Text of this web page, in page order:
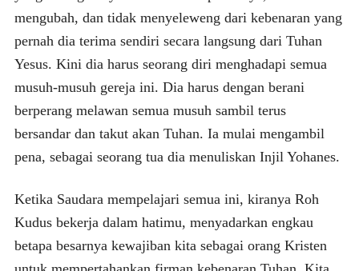
mengubah, dan tidak menyeleweng dari kebenaran yang
pernah dia terima sendiri secara langsung dari Tuhan
Yesus. Kini dia harus seorang diri menghadapi semua
musuh-musuh gereja ini. Dia harus dengan berani
berperang melawan semua musuh sambil terus
bersandar dan takut akan Tuhan. Ia mulai mengambil
pena, sebagai seorang tua dia menuliskan Injil Yohanes.
Ketika Saudara mempelajari semua ini, kiranya Roh
Kudus bekerja dalam hatimu, menyadarkan engkau
betapa besarnya kewajiban kita sebagai orang Kristen